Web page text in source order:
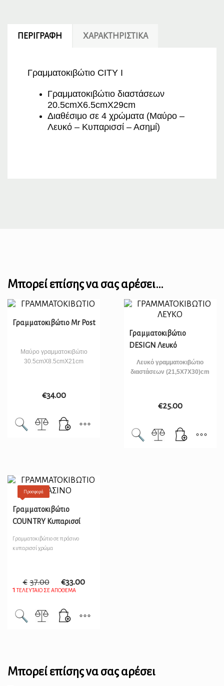
ΠΕΡΙΓΡΑΦΉ ΧΑΡΑΚΤΗΡΙΣΤΙΚΆ
Γραμματοκιβώτιο CITY I
Γραμματοκιβώτιο διαστάσεων
20.5cmX6.5cmX29cm
Διαθέσιμο σε 4 χρώματα (Μαύρο –
Λευκό – Κυπαρισσί – Ασημί)
Μπορεί επίσης να σας αρέσει…
Γραμματοκιβώτιο Mr Post
Μαύρο γραμματοκιβώτιο
30.5cmX8.5cmX21cm
€34.00
Γραμματοκιβώτιο
DESIGN Λευκό
Λευκό γραμματοκιβώτιο
διαστάσεων (21,5X7X30)cm
€25.00
Προσφορά
Γραμματοκιβώτιο
COUNTRY Κυπαρισσί
Γραμματοκιβώτιο σε πράσινο
κυπαρισσί χρώμα
1 ΤΕΛΕΥΤΑΙΟ ΣΕ ΑΠΟΘΕΜΑ
€ 37.00 €33.00
Μπορεί επίσης να σας αρέσει